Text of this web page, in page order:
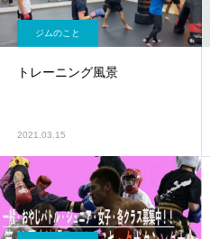
ジムのこと
トレーニング風景
2021.03.15